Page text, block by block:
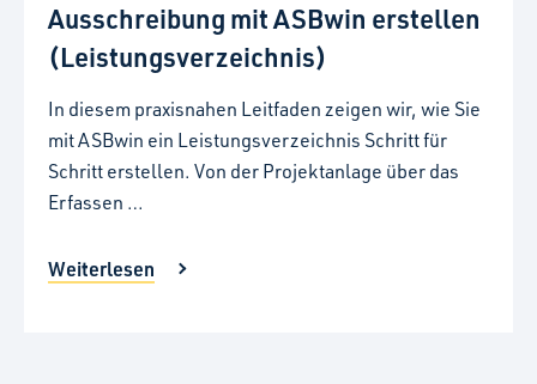
Ausschreibung mit ASBwin erstellen
(Leistungsverzeichnis)
In diesem praxisnahen Leitfaden zeigen wir, wie Sie
mit ASBwin ein Leistungsverzeichnis Schritt für
Schritt erstellen. Von der Projektanlage über das
Erfassen …
Weiterlesen